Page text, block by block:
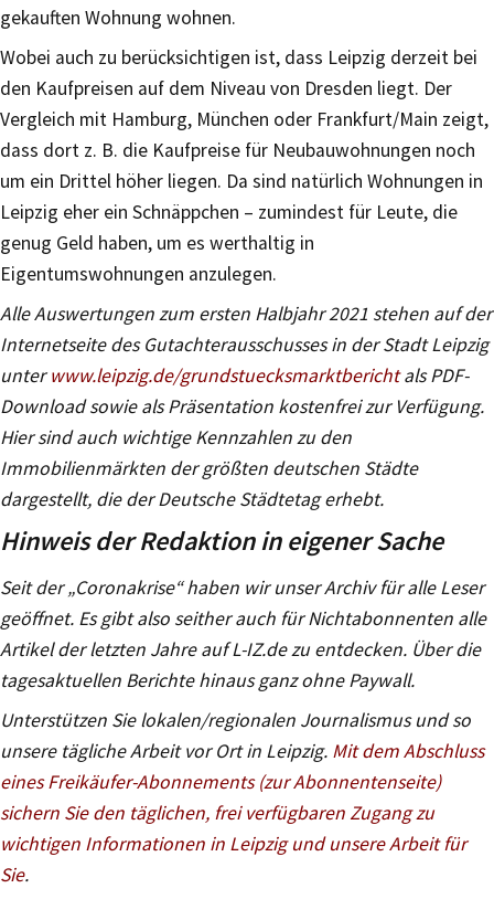
gekauften Wohnung wohnen.
Wobei auch zu berücksichtigen ist, dass Leipzig derzeit bei
den Kaufpreisen auf dem Niveau von Dresden liegt. Der
Vergleich mit Hamburg, München oder Frankfurt/Main zeigt,
dass dort z. B. die Kaufpreise für Neubauwohnungen noch
um ein Drittel höher liegen. Da sind natürlich Wohnungen in
Leipzig eher ein Schnäppchen – zumindest für Leute, die
genug Geld haben, um es werthaltig in
Eigentumswohnungen anzulegen.
Alle Auswertungen zum ersten Halbjahr 2021 stehen auf der
Internetseite des Gutachterausschusses in der Stadt Leipzig
unterwww.leipzig.de/grundstuecksmarktberichtals PDF-
Download sowie als Präsentation kostenfrei zur Verfügung.
Hier sind auch wichtige Kennzahlen zu den
Immobilienmärkten der größten deutschen Städte
dargestellt, die der Deutsche Städtetag erhebt.
Hinweis der Redaktion in eigener Sache
Seit der „Coronakrise“ haben wir unser Archiv für alle Leser
geöffnet. Es gibt also seither auch für Nichtabonnenten alle
Artikel der letzten Jahre auf L-IZ.de zu entdecken. Über die
tagesaktuellen Berichte hinaus ganz ohne Paywall.
Unterstützen Sie lokalen/regionalen Journalismus und so
unsere tägliche Arbeit vor Ort in Leipzig. Mit dem Abschluss
eines Freikäufer-Abonnements (zur Abonnentenseite)
sichern Sie den täglichen, frei verfügbaren Zugang zu
wichtigen Informationen in Leipzig und unsere Arbeit für
Sie.